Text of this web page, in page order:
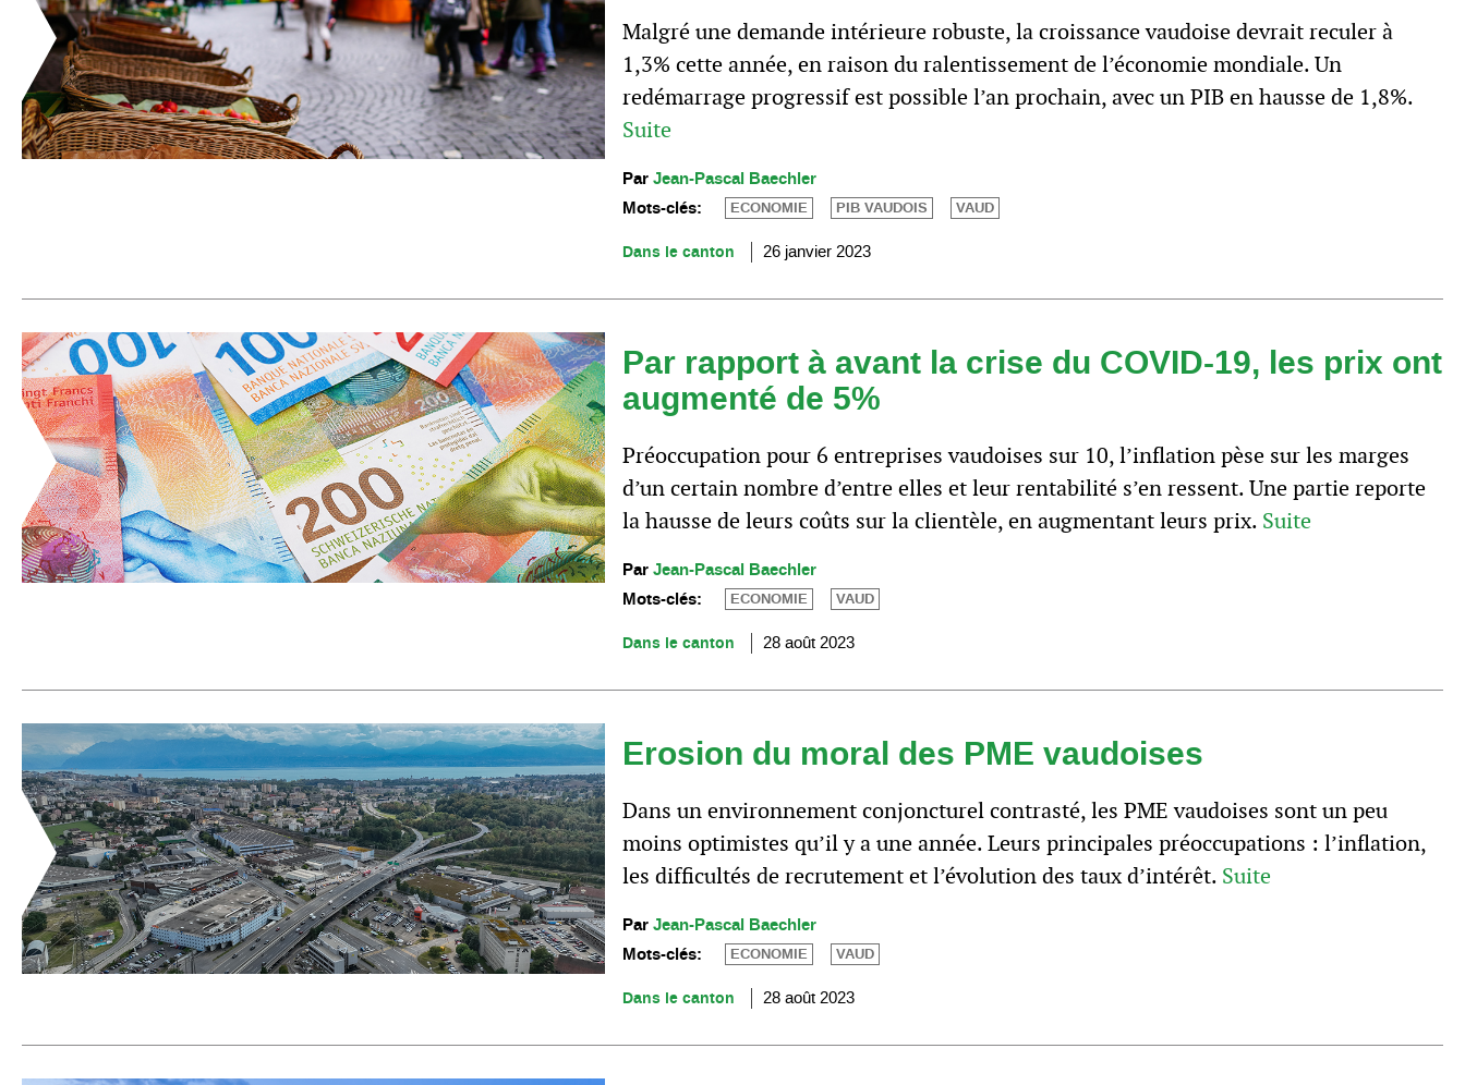
Malgré une demande intérieure robuste, la croissance vaudoise devrait reculer à
1,3% cette année, en raison du ralentissement de l’économie mondiale. Un
redémarrage progressif est possible l’an prochain, avec un PIB en hausse de 1,8%.
Suite
ParJean-Pascal Baechler
Mots-clés:
ECONOMIE PIB VAUDOIS VAUD
Dans le canton 26 janvier 2023
Par rapport à avant la crise du COVID-19, les prix ont
augmenté de 5%
Préoccupation pour 6 entreprises vaudoises sur 10, l’inflation pèse sur les marges
d’un certain nombre d’entre elles et leur rentabilité s’en ressent. Une partie reporte
la hausse de leurs coûts sur la clientèle, en augmentant leurs prix. Suite
ParJean-Pascal Baechler
Mots-clés:
ECONOMIE VAUD
Dans le canton 28 août 2023
Erosion du moral des PME vaudoises
Dans un environnement conjoncturel contrasté, les PME vaudoises sont un peu
moins optimistes qu’il y a une année. Leurs principales préoccupations : l’inflation,
les difficultés de recrutement et l’évolution des taux d’intérêt. Suite
ParJean-Pascal Baechler
Mots-clés:
ECONOMIE VAUD
Dans le canton 28 août 2023